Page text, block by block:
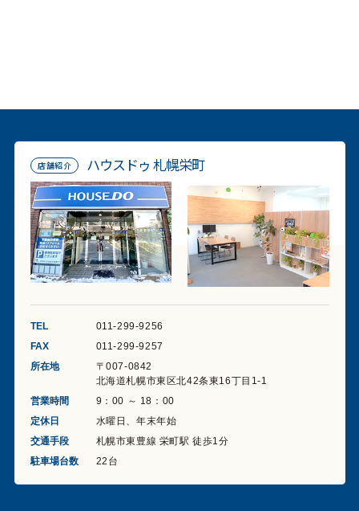
店舗紹介 ハウスドゥ 札幌栄町
TEL
011-299-9256
FAX
011-299-9257
所在地
〒007-0842
北海道札幌市東区北42条東16丁目1-1
営業時間
9：00 ～ 18：00
定休日
水曜日、年末年始
交通手段
札幌市東豊線 栄町駅 徒歩1分
駐車場台数
22台